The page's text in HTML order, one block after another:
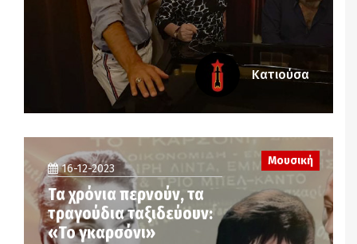
Κατιούσα
16-12-2023
Τα χρόνια περνούν, τα
τραγούδια ταξιδεύουν:
«Το γκαρσόνι»
Μουσική